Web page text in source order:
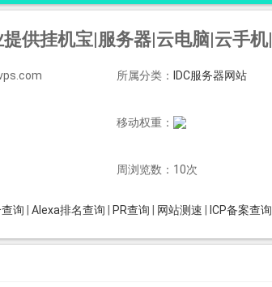
机宝|服务器|云电脑|云手机|拨号VPS|挂机
所属分类： IDC服务器网站
移动权重：
周浏览数：10次
询 Alexa排名查询 PR查询 网站测速 ICP备案查询